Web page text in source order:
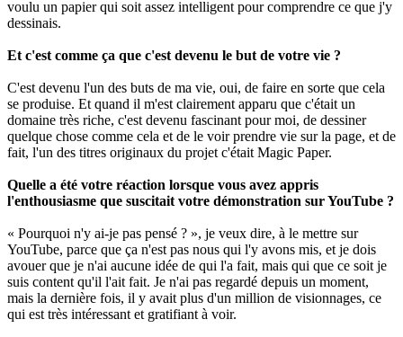
voulu un papier qui soit assez intelligent pour comprendre ce que j'y
dessinais.
Et c'est comme ça que c'est devenu le but de votre vie ?
C'est devenu l'un des buts de ma vie, oui, de faire en sorte que cela
se produise. Et quand il m'est clairement apparu que c'était un
domaine très riche, c'est devenu fascinant pour moi, de dessiner
quelque chose comme cela et de le voir prendre vie sur la page, et de
fait, l'un des titres originaux du projet c'était Magic Paper.
Quelle a été votre réaction lorsque vous avez appris
l'enthousiasme que suscitait votre démonstration sur YouTube ?
« Pourquoi n'y ai-je pas pensé ? », je veux dire, à le mettre sur
YouTube, parce que ça n'est pas nous qui l'y avons mis, et je dois
avouer que je n'ai aucune idée de qui l'a fait, mais qui que ce soit je
suis content qu'il l'ait fait. Je n'ai pas regardé depuis un moment,
mais la dernière fois, il y avait plus d'un million de visionnages, ce
qui est très intéressant et gratifiant à voir.